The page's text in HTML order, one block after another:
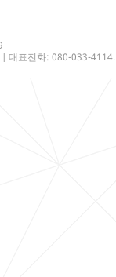
| 대표전화: 080-033-4114.